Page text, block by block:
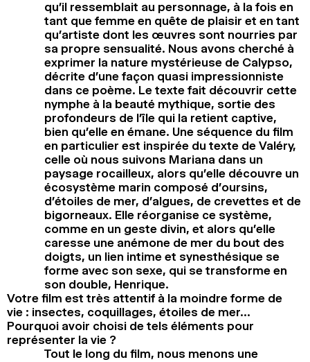
qu’il ressemblait au personnage, à la fois en
tant que femme en quête de plaisir et en tant
qu’artiste dont les œuvres sont nourries par
sa propre sensualité. Nous avons cherché à
exprimer la nature mystérieuse de Calypso,
décrite d’une façon quasi impressionniste
dans ce poème. Le texte fait découvrir cette
nymphe à la beauté mythique, sortie des
profondeurs de l’île qui la retient captive,
bien qu’elle en émane. Une séquence du film
en particulier est inspirée du texte de Valéry,
celle où nous suivons Mariana dans un
paysage rocailleux, alors qu’elle découvre un
écosystème marin composé d’oursins,
d’étoiles de mer, d’algues, de crevettes et de
bigorneaux. Elle réorganise ce système,
comme en un geste divin, et alors qu’elle
caresse une anémone de mer du bout des
doigts, un lien intime et synesthésique se
forme avec son sexe, qui se transforme en
son double, Henrique.
Votre film est très attentif à la moindre forme de
vie : insectes, coquillages, étoiles de mer…
Pourquoi avoir choisi de tels éléments pour
représenter la vie ?
Tout le long du film, nous menons une